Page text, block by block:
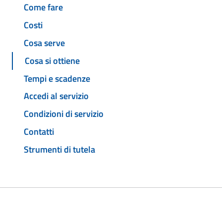
Come fare
Costi
Cosa serve
Cosa si ottiene
Tempi e scadenze
Accedi al servizio
Condizioni di servizio
Contatti
Strumenti di tutela